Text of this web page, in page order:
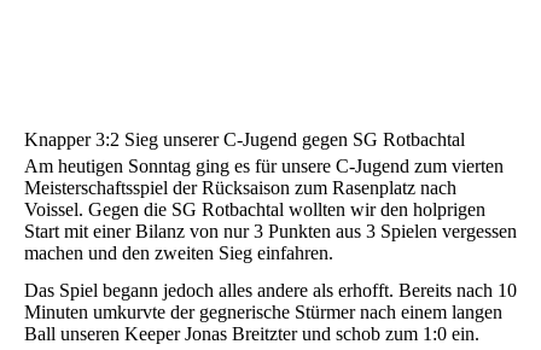
Knapper 3:2 Sieg unserer C-Jugend gegen SG Rotbachtal
Am heutigen Sonntag ging es für unsere C-Jugend zum vierten
Meisterschaftsspiel der Rücksaison zum Rasenplatz nach
Voissel. Gegen die SG Rotbachtal wollten wir den holprigen
Start mit einer Bilanz von nur 3 Punkten aus 3 Spielen vergessen
machen und den zweiten Sieg einfahren.
Das Spiel begann jedoch alles andere als erhofft. Bereits nach 10
Minuten umkurvte der gegnerische Stürmer nach einem langen
Ball unseren Keeper Jonas Breitzter und schob zum 1:0 ein.